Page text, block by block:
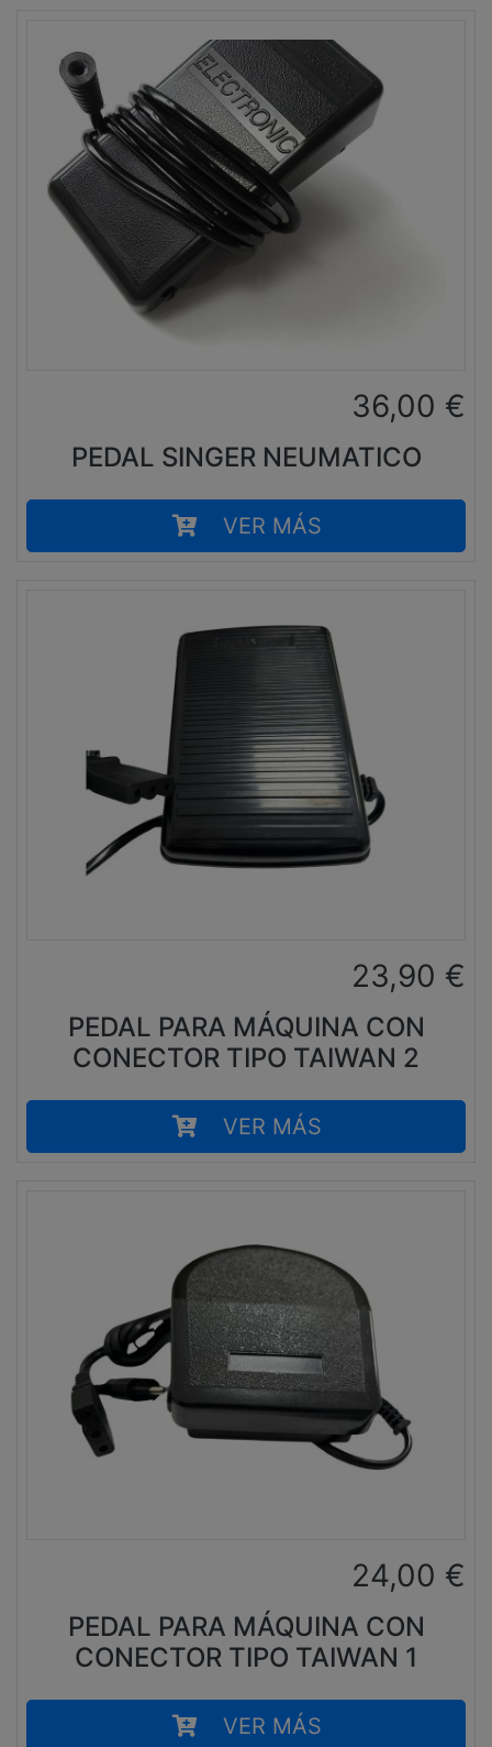
36,00 €
PEDAL SINGER NEUMATICO
VER MÁS
23,90 €
PEDAL PARA MÁQUINA CON
CONECTOR TIPO TAIWAN 2
VER MÁS
24,00 €
PEDAL PARA MÁQUINA CON
CONECTOR TIPO TAIWAN 1
VER MÁS